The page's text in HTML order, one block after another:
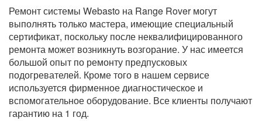
Ремонт системы Webasto на Range Rover могут
выполнять только мастера, имеющие специальный
сертификат, поскольку после неквалифицированного
ремонта может возникнуть возгорание. У нас имеется
большой опыт по ремонту предпусковых
подогревателей. Кроме того в нашем сервисе
используется фирменное диагностическое и
вспомогательное оборудование. Все клиенты получают
гарантию на 1 год.